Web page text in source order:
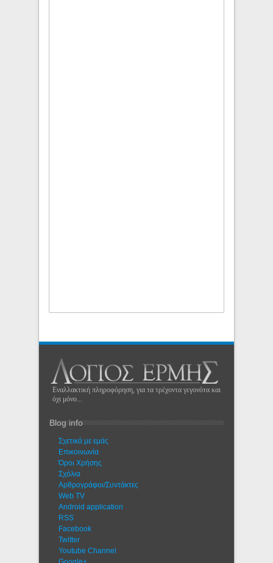
Εναλλακτική πληροφόρηση, για τα τρέχοντα γεγονότα και
όχι μόνο...
Blog info
Σχετικά με εμάς
Eπικοινωνία
Όροι Χρήσης
Σχόλια
Αρθρογράφοι/Συντάκτες
Web TV
Android application
RSS
Facebook
Twitter
Youtube Channel